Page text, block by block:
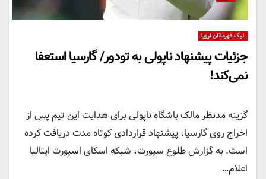
لیگ قهرمانان اروپا
جزئیات پیشنهاد ناپولی به تودور/ گارسیا استعفا
نمی‌کند!
گزینه مدنظر مالک باشگاه ناپولی برای هدایت این تیم پس از
اخراج روی گارسیا، پیشنهاد قراردادی کوتاه مدت دریافت کرده
است. به گزارش طلوع سپورت، شبکه اسکای اسپورت ایتالیا
اعلام…